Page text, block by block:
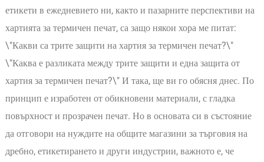
етикети в ежедневието ни, както и пазарните перспективи на
хартията за термичен печат, са защо някои хора ме питат:
\"Какви са трите защити на хартия за термичен печат?\"
\"Каква е разликата между трите защити и една защита от
хартия за термичен печат?\" И така, ще ви го обясня днес. По
принцип е изработен от обикновени материали, с гладка
повърхност и прозрачен печат. Но в основата си в състояние
да отговори на нуждите на общите магазини за търговия на
дребно, етикетирането и други индустрии, важното е, че